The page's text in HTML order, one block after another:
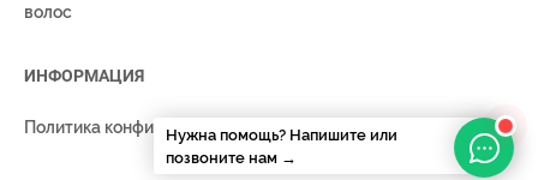
волос
ИНФОРМАЦИЯ
Политика конфиденциальности
Нужна помощь? Напишите или
позвоните нам →